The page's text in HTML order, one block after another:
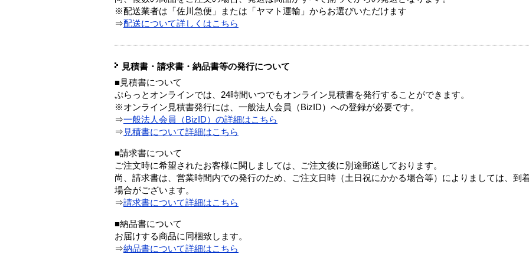
※配送業者は「佐川急便」または「ヤマト運輸」からお選びいただけます
⇒配送について詳しくはこちら
見積書・請求書・納品書等の発行について
■見積書について
ぷらっとオンラインでは、24時間いつでもオンライン見積書を発行することができます。
※オンライン見積書発行には、一般法人会員（BizID）への登録が必要です。
⇒一般法人会員（BizID）の詳細はこちら
⇒ 見積書について詳細はこちら
■請求書について
ご注文時に希望されたお客様に関しましては、ご注文後に別途郵送しております。
尚、請求書は、営業時間内での発行のため、ご注文日時（土日祝にかかる場合等）によりましては、到
場合がございます。
⇒請求書について詳細はこちら
■納品書について
お届けする商品に同梱致します。
⇒納品書について詳細はこちら